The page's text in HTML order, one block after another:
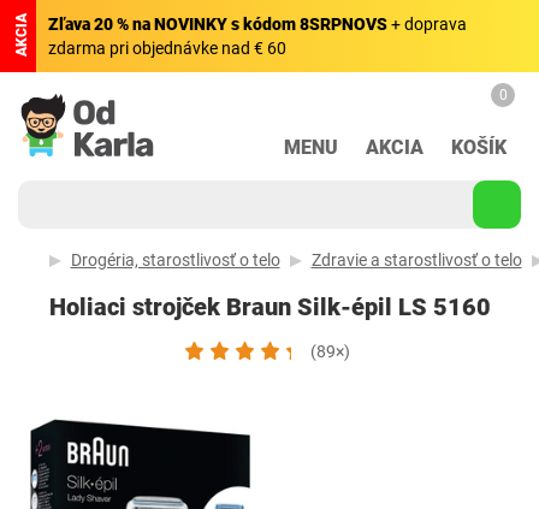
AKCIA Zľava 20 % na NOVINKY s kódom 8SRPNOVS+ doprava
zdarma pri objednávke nad € 60
MENU AKCIA
0
KOŠÍK
Drogéria, starostlivosť o telo Zdravie a starostlivosť o telo
Holiaci strojček Braun Silk-épil LS 5160
(89×)